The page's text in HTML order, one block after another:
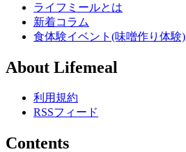
ライフミールとは
新着コラム
食体験イベント(味噌作り体験)
About Lifemeal
利用規約
RSSフィード
Contents